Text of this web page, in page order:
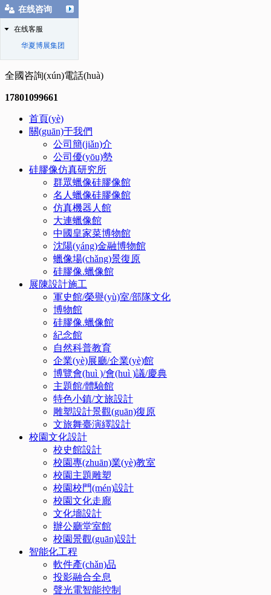
全國咨詢(xún)電話(huà)
17801099661
首頁(yè)
關(guān)于我們
公司簡(jiǎn)介
公司優(yōu)勢
硅膠像仿真研究所
群眾蠟像硅膠像館
名人蠟像硅膠像館
仿真機器人館
大連蠟像館
中國皇家菜博物館
沈陽(yáng)金融博物館
蠟像場(chǎng)景復原
硅膠像.蠟像館
展陳設計施工
軍史館/榮譽(yù)室/部隊文化
博物館
硅膠像.蠟像館
紀念館
自然科普教育
企業(yè)展廳/企業(yè)館
博覽會(huì )/會(huì )議/慶典
主題館/體驗館
特色小鎮/文旅設計
雕塑設計景觀(guān)復原
文旅舞臺演繹設計
校園文化設計
校史館設計
校園專(zhuān)業(yè)教室
校園主題雕塑
校園校門(mén)設計
校園文化走廊
文化墻設計
辦公廳堂室館
校園景觀(guān)設計
智能化工程
軟件產(chǎn)品
投影融合全息
聲光電智能控制
在线咨询
在线客服
华夏博展集团